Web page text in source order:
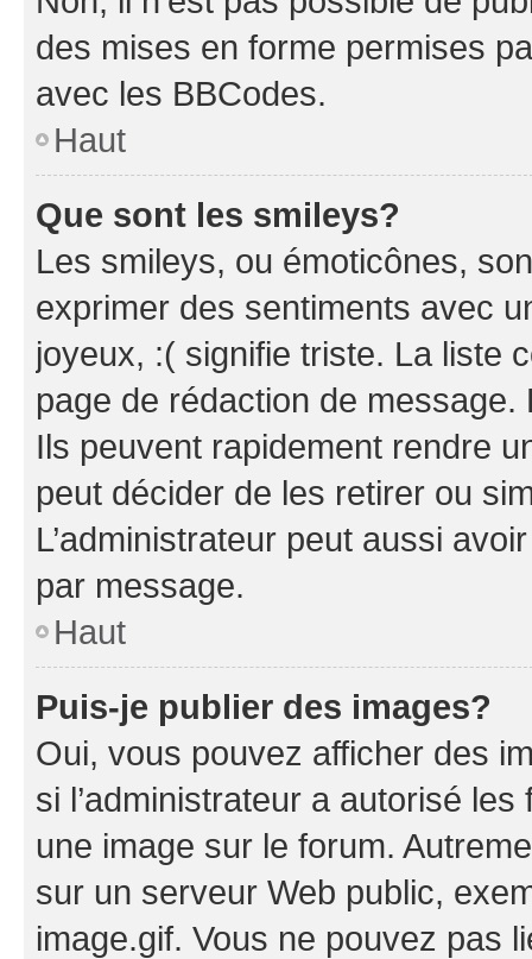
des mises en forme permises
avec les BBCodes.
Haut
Que sont les smileys?
Les smileys, ou émoticônes,
exprimer des sentiments avec
joyeux, :( signifie triste. La liste
page de rédaction de
Ils peuvent rapidement rendre
peut décider de les retirer ou
L’administrateur peut aussi
par message.
Haut
Puis-je publier des images?
Oui, vous pouvez afficher des
si l’administrateur a autorisé
une image sur le forum.
sur un serveur Web public,
image.gif. Vous ne pouvez pas